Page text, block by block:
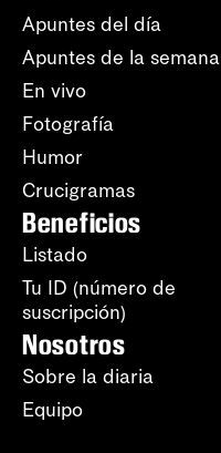
Apuntes del día
Apuntes de la semana
En vivo
Fotografía
Humor
Crucigramas
Beneficios
Listado
Tu ID (número de
suscripción)
Nosotros
Sobre la diaria
Equipo